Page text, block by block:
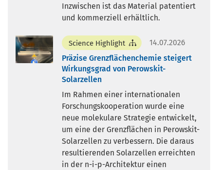
Inzwischen ist das Material patentiert
und kommerziell erhältlich.
Science Highlight
14.07.2026
Präzise Grenzflächenchemie steigert
Wirkungsgrad von Perowskit-
Solarzellen
Im Rahmen einer internationalen
Forschungskooperation wurde eine
neue molekulare Strategie entwickelt,
um eine der Grenzflächen in Perowskit-
Solarzellen zu verbessern. Die daraus
resultierenden Solarzellen erreichten
in der n-i-p-Architektur einen